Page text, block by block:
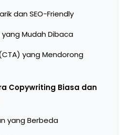
dan SEO-Friendly
Mudah Dibaca
yang Mendorong
Copywriting Biasa dan
yang Berbeda